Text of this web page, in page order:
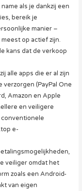
als je dankzij een
bereik je
manier –
op actief zijn.
kans dat de verkoop
alle apps die er al zijn
(PayPal One
Amazon en Apple
en veiligere
e-
veiliger omdat het
zoals een Android-
van eigen